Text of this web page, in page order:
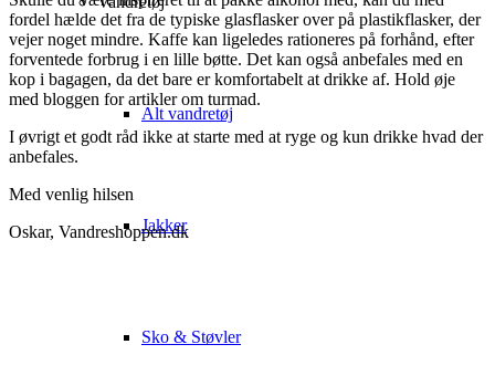
Alt vandretøj
Jakker
Sko & Støvler
fordel hælde det fra de typiske glasflasker over på plastikflasker, der
vejer noget mindre. Kaffe kan ligeledes rationeres på forhånd, efter
forventede forbrug i en lille bøtte. Det kan også anbefales med en
kop i bagagen, da det bare er komfortabelt at drikke af. Hold øje
med bloggen for artikler om turmad.
I øvrigt et godt råd ikke at starte med at ryge og kun drikke hvad der
anbefales.
Med venlig hilsen
Oskar, Vandreshoppen.dk